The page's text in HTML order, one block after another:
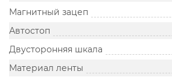
Магнитный зацеп
Автостоп
Двусторонняя шкала
Материал ленты